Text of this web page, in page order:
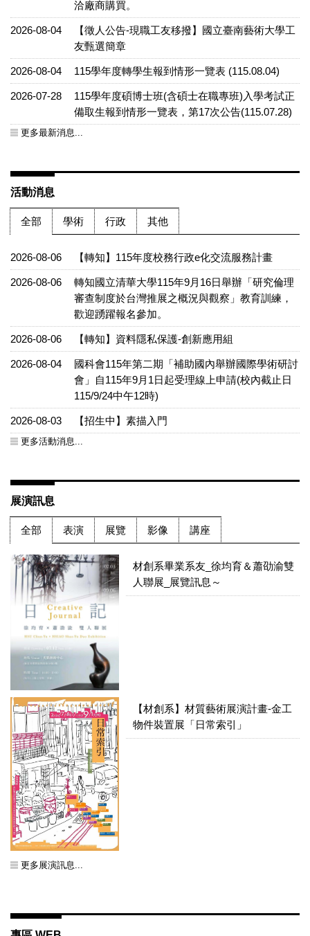
洽廠商購買。
2026-08-04
【徵人公告-現職工友移撥】國立臺南藝術大學工
友甄選簡章
2026-08-04 115學年度轉學生報到情形一覽表 (115.08.04)
2026-07-28
115學年度碩博士班(含碩士在職專班)入學考試正
備取生報到情形一覽表，第17次公告(115.07.28)
更多最新消息...
活動消息
全部 學術 行政 其他
2026-08-06 【轉知】115年度校務行政e化交流服務計畫
2026-08-06
轉知國立清華大學115年9月16日舉辦「研究倫理
審查制度於台灣推展之概況與觀察」教育訓練，
歡迎踴躍報名參加。
2026-08-06 【轉知】資料隱私保護-創新應用組
2026-08-04
國科會115年第二期「補助國內舉辦國際學術研討
會」自115年9月1日起受理線上申請(校內截止日
115/9/24中午12時)
2026-08-03 【招生中】素描入門
更多活動消息...
展演訊息
全部 表演 展覽 影像 講座
材創系畢業系友_徐均育＆蕭劭渝雙
人聯展_展覽訊息～
【材創系】材質藝術展演計畫-金工
物件裝置展「日常索引」
更多展演訊息...